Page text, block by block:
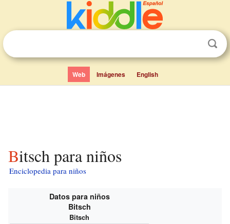
Web Imágenes English
Bitsch para niños
Enciclopedia para niños
Datos para niños
Bitsch
Bitsch